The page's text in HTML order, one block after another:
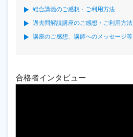
総合講義のご感想・ご利用方法
過去問解説講座のご感想・ご利用方法
講座のご感想、講師へのメッセージ等
合格者インタビュー